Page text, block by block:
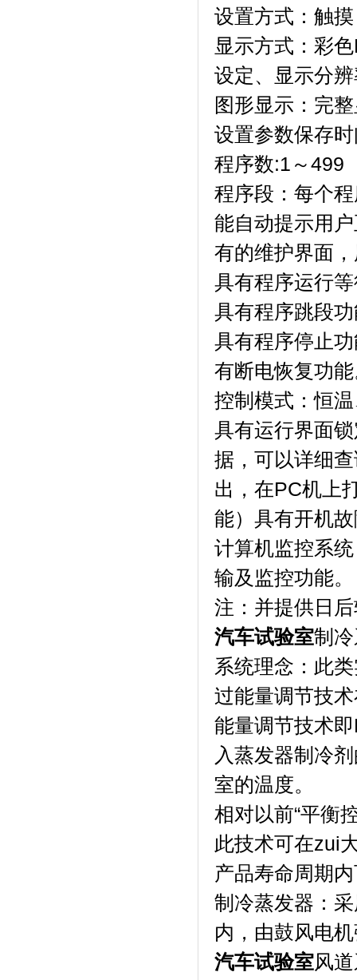
设置方式：触摸
显示方式：
设定、显示
图形显示：完
设置参数保存时
程序数:1～499
程序段：每个
能自动提示用户正
有的维护界面
具有程序运行等待
具有程序跳段功
具有程序停止功能
有断电恢复功能
控制模式：恒温
具有运行界面锁
据，可以详
出，在PC机
能）具有开机故
计算机监控系统
输及监控功能。
注：并提供
汽车试验室制
系统理念：此
过能量调节技术
能量调节技术即
入蒸发器制冷剂
室的温度。
相对以前“平衡控
此技术可在zui
产品寿命周期
制冷蒸发器
内，由鼓风电
汽车试验室风